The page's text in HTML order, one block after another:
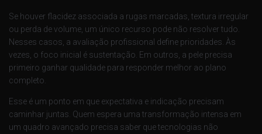
Se houver flacidez associada a rugas marcadas, textura irregular
ou perda de volume, um único recurso pode não resolver tudo.
Nesses casos, a avaliação profissional define prioridades. Às
vezes, o foco inicial é sustentação. Em outros, a pele precisa
primeiro ganhar qualidade para responder melhor ao plano
completo.
Esse é um ponto em que expectativa e indicação precisam
caminhar juntas. Quem espera uma transformação intensa em
um quadro avançado precisa saber que tecnologias não